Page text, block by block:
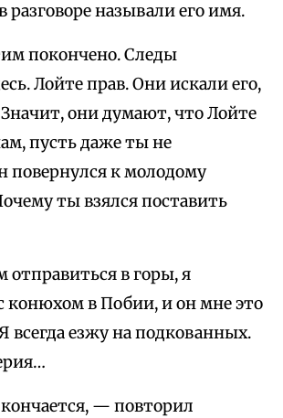
разговоре называли его имя.
покончено. Следы
Лойте прав. Они искали его,
они думают, что Лойте
пусть даже ты не
повернулся к молодому
ты взялся поставить
в горы, я
конюхом в Побии, и он мне это
всегда езжу на подкованных.
— повторил